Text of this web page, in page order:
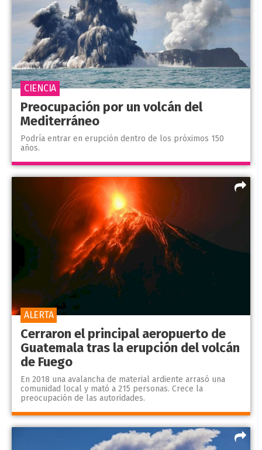
Preocupación por un volcán del
Mediterráneo
Podría entrar en erupción dentro de los próximos 150
años.
CIENCIA
Cerraron el principal aeropuerto de
Guatemala tras la erupción del volcán
de Fuego
En 2018 una avalancha de material ardiente arrasó una
comunidad local y mató a 215 personas. Crece la
preocupación de las autoridades.
ALERTA